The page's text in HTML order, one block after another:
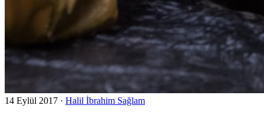
14 Eylül 2017 · Halil İbrahim Sağlam